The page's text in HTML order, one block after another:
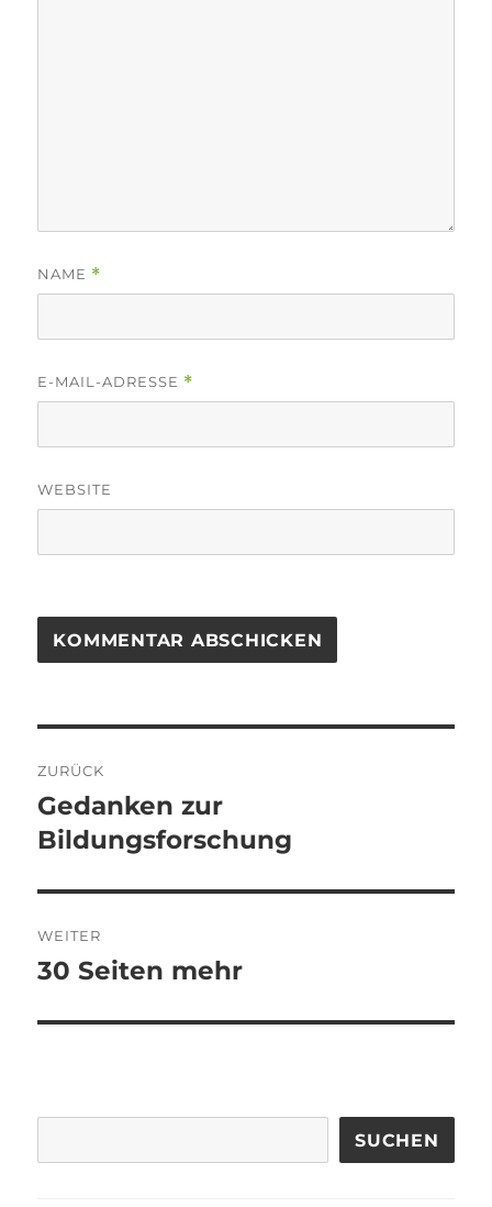
NAME *
E-MAIL-ADRESSE *
WEBSITE
ZURÜCK
Vorheriger
Beitrag:
Gedanken zur
Bildungsforschung
WEITER
Nächster
30 Seiten mehr
SUCHEN